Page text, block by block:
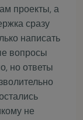
проекты, а
сразу
написать
вопросы
но ответы
не